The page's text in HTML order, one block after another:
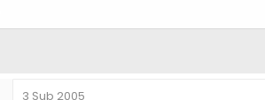
3 Şub 2005